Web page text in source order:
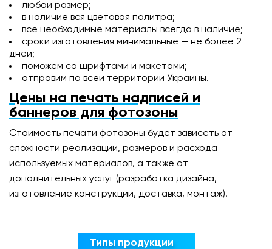
любой размер;
в наличие вся цветовая палитра;
все необходимые материалы всегда в наличие;
сроки изготовления минимальные — не более 2
дней;
поможем со шрифтами и макетами;
отправим по всей территории Украины.
Цены на печать надписей и
баннеров для фотозоны
Стоимость печати фотозоны будет зависеть от
сложности реализации, размеров и расхода
используемых материалов, а также от
дополнительных услуг (разработка дизайна,
изготовление конструкции, доставка, монтаж).
Типы продукции